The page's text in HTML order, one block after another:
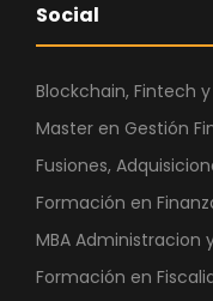
Social
Blockchain, Fintech
Master en Gestión
Fusiones,
Formación en
MBA Administracion
Formación en